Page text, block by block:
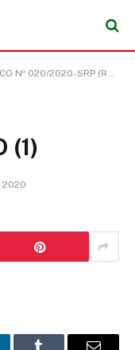
MÁQUINAS E EQUIPAMENTOS, PARA ATENDER A DEMANDA DA SECRETARIA MUNICIPAL DE OBRAS E SECRETARIA MUNICIPAL DE TRANSPORTE)
(1)
2020